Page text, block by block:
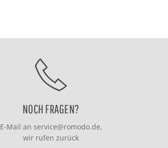
NOCH FRAGEN?
E-Mail an service@romodo.de,
wir rufen zurück